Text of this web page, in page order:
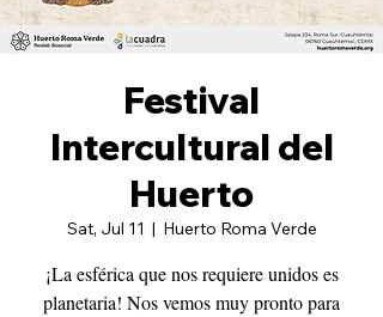
Festival
Intercultural del
Huerto
Sat, Jul 11
  |
Huerto Roma Verde
¡La esférica que nos requiere unidos es
planetaria! Nos vemos muy pronto para